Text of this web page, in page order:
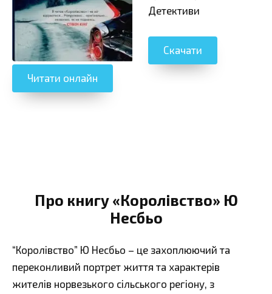
Детективи
Скачати
Читати онлайн
Про книгу «Королівство» Ю
Несбьо
“Королівство” Ю Несбьо – це захоплюючий та
переконливий портрет життя та характерів
жителів норвезького сільського регіону, з